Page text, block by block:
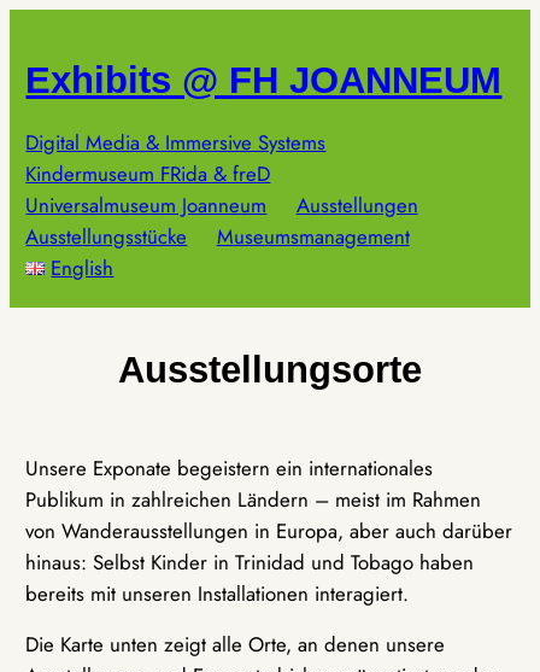
springen
Exhibits @ FH JOANNEUM
Digital Media & Immersive Systems
Kindermuseum FRida & freD
Universalmuseum Joanneum
Ausstellungen
Ausstellungsstücke
Museumsmanagement
English
Ausstellungsorte
Unsere Exponate begeistern ein internationales
Publikum in zahlreichen Ländern – meist im Rahmen
von Wanderausstellungen in Europa, aber auch darüber
hinaus: Selbst Kinder in Trinidad und Tobago haben
bereits mit unseren Installationen interagiert.
Die Karte unten zeigt alle Orte, an denen unsere